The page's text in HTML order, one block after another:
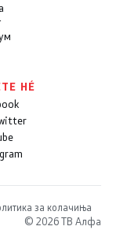
НÉ
за колачиња
© 2026 ТВ Алфа